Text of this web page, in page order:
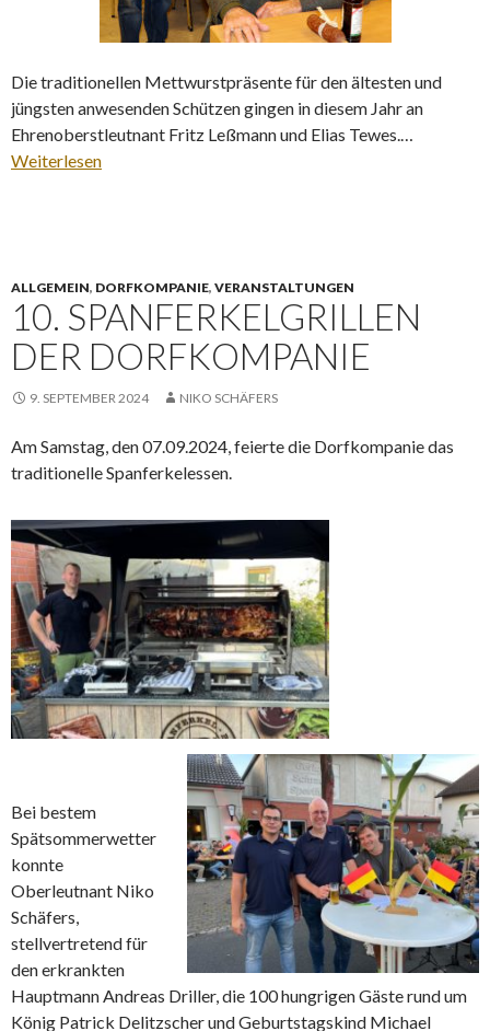
Die traditionellen Mettwurstpräsente für den ältesten und
jüngsten anwesenden Schützen gingen in diesem Jahr an
Ehrenoberstleutnant Fritz Leßmann und Elias Tewes.…
Weiterlesen
ALLGEMEIN, DORFKOMPANIE, VERANSTALTUNGEN
10. SPANFERKELGRILLEN
DER DORFKOMPANIE
9. SEPTEMBER 2024 NIKO SCHÄFERS
Am Samstag, den 07.09.2024, feierte die Dorfkompanie das
traditionelle Spanferkelessen.
Bei bestem
Spätsommerwetter
konnte
Oberleutnant Niko
Schäfers,
stellvertretend für
den erkrankten
Hauptmann Andreas Driller, die 100 hungrigen Gäste rund um
König Patrick Delitzscher und Geburtstagskind Michael